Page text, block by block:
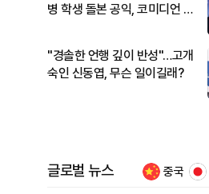
병 학생 돌본 공익, 코미디언 김
"경솔한 언행 깊이 반성"…고개
숙인 신동엽, 무슨 일이길래?
글로벌 뉴스 중국